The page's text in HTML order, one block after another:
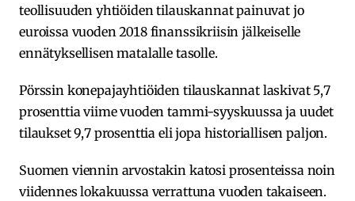
teollisuuden yhtiöiden tilauskannat painuvat jo
euroissa vuoden 2018 finanssikriisin jälkeiselle
ennätyksellisen matalalle tasolle.
Pörssin konepajayhtiöiden tilauskannat laskivat 5,7
prosenttia viime vuoden tammi-syyskuussa ja uudet
tilaukset 9,7 prosenttia eli jopa historiallisen paljon.
Suomen viennin arvostakin katosi prosenteissa noin
viidennes lokakuussa verrattuna vuoden takaiseen.